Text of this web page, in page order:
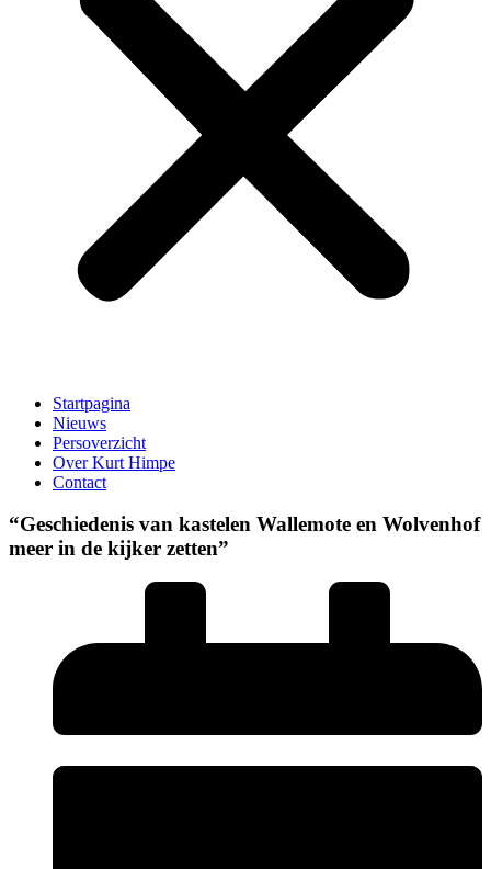
Startpagina
Nieuws
Persoverzicht
Over Kurt Himpe
Contact
“Geschiedenis van kastelen Wallemote en Wolvenhof
meer in de kijker zetten”